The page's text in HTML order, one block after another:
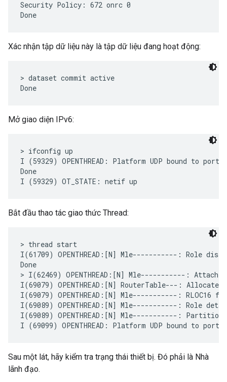
Security Policy: 672 onrc 0
Xác nhận tập dữ liệu này là tập dữ liệu đang hoạt động:
> dataset commit active
Mở giao diện IPv6:
> ifconfig up
I (59329) OPENTHREAD: Platform UDP bound to port
Done
Bắt đầu thao tác giao thức Thread:
> thread start
I(61709) OPENTHREAD:[N] Mle-----------: Role
Done
> I(62469) OPENTHREAD:[N] Mle-----------:
I(69079) OPENTHREAD:[N] RouterTable---:
I(69079) OPENTHREAD:[N] Mle-----------: RLOC16
I(69089) OPENTHREAD:[N] Mle-----------: Role
I(69089) OPENTHREAD:[N] Mle-----------: Partition
Sau một lát, hãy kiểm tra trạng thái thiết bị. Đó phải là Nhà
lãnh đạo.